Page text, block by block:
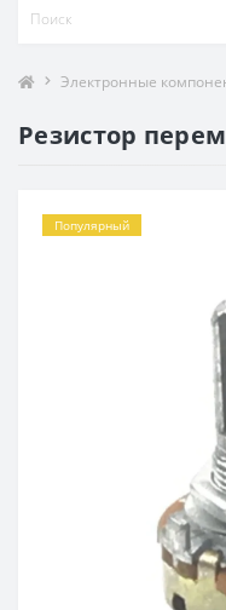
Электронные
Резистор
Популярный